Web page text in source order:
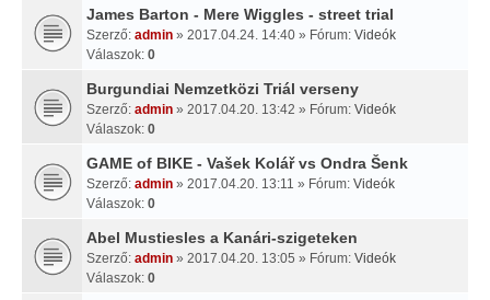
James Barton - Mere Wiggles - street trial
Szerző: admin » 2017.04.24. 14:40 » Fórum: Videók
Válaszok: 0
Burgundiai Nemzetközi Triál verseny
Szerző: admin » 2017.04.20. 13:42 » Fórum: Videók
Válaszok: 0
GAME of BIKE - Vašek Kolář vs Ondra Šenk
Szerző: admin » 2017.04.20. 13:11 » Fórum: Videók
Válaszok: 0
Abel Mustiesles a Kanári-szigeteken
Szerző: admin » 2017.04.20. 13:05 » Fórum: Videók
Válaszok: 0